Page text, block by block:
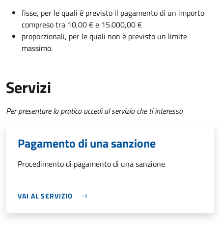
fisse, per le quali è previsto il pagamento di un importo
compreso tra 10,00 € e 15.000,00 €
proporzionali, per le quali non è previsto un limite
massimo.
Servizi
Per presentare la pratica accedi al servizio che ti interessa
Pagamento di una sanzione
Procedimento di pagamento di una sanzione
VAI AL SERVIZIO